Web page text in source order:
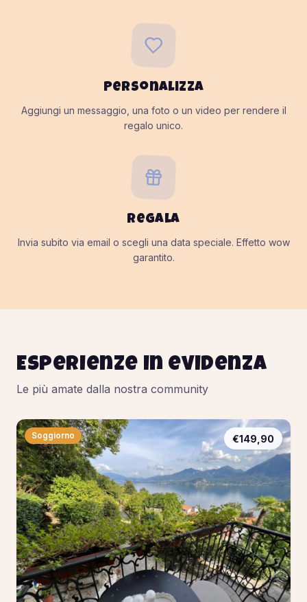
Personalizza
Aggiungi un messaggio, una foto o un video per rendere il
regalo unico.
Regala
Invia subito via email o scegli una data speciale. Effetto wow
garantito.
Esperienze in evidenza
Le più amate dalla nostra community
Soggiorno €149,90